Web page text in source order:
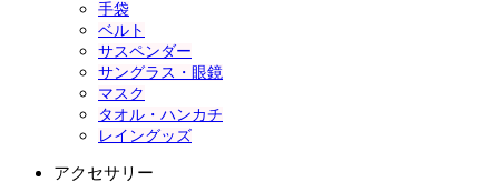
手袋
ベルト
サスペンダー
サングラス・眼鏡
マスク
タオル・ハンカチ
レイングッズ
アクセサリー